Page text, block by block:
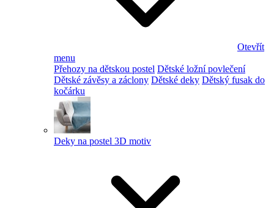
Otevřít
menu
Přehozy na dětskou postel Dětské ložní povlečení
Dětské závěsy a záclony Dětské deky Dětský fusak do
kočárku
Deky na postel 3D motiv